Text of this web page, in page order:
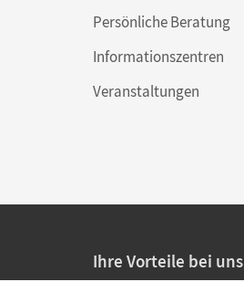
Persönliche Beratung
Informationszentren
Veranstaltungen
Ihre Vorteile bei uns